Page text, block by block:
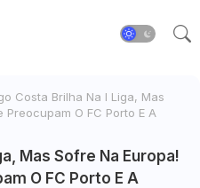
Costa Brilha Na I Liga, Mas
Preocupam O FC Porto E A
Mas Sofre Na Europa!
O FC Porto E A